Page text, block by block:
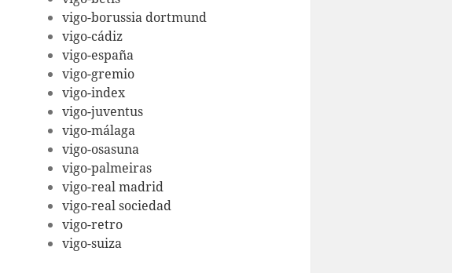
vigo-borussia dortmund
vigo-cádiz
vigo-españa
vigo-gremio
vigo-index
vigo-juventus
vigo-málaga
vigo-osasuna
vigo-palmeiras
vigo-real madrid
vigo-real sociedad
vigo-retro
vigo-suiza